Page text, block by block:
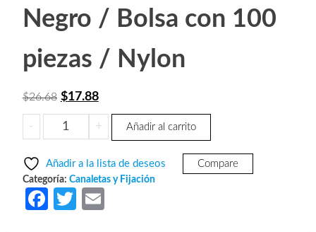
Negro / Bolsa con 100
piezas / Nylon
$26.68 El
precio
original
$26.68.
$17.88El
precio
actual
$17.88.
-
SAXXON
CN25X100BK
Cincho
sujetacable
/
+ Añadir al carrito
Añadir a la lista de deseos Compare
Categoría: Canaletas y Fijación
Fa
T